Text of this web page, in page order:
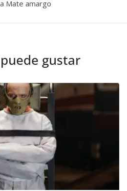
Mate amargo
gustar